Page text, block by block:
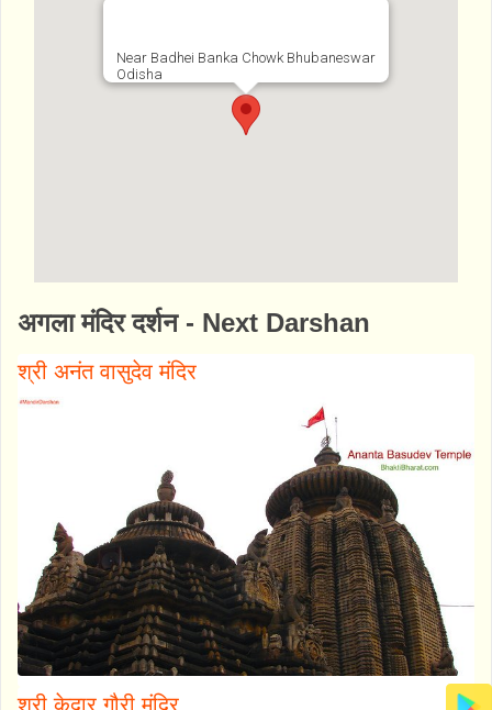
Near Badhei Banka Chowk Bhubaneswar
Odisha
j-temple
अगला मंदिर दर्शन - Next Darshan
श्री अनंत वासुदेव मंदिर
श्री केदार गौरी मंदिर